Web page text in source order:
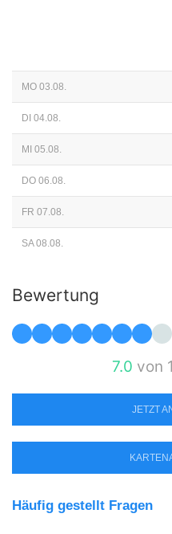
MO 03.08.
DI 04.08.
MI 05.08.
DO 06.08.
FR 07.08.
SA 08.08.
Bewertung
7.0 von
JETZT
Häufig gestellt Fragen